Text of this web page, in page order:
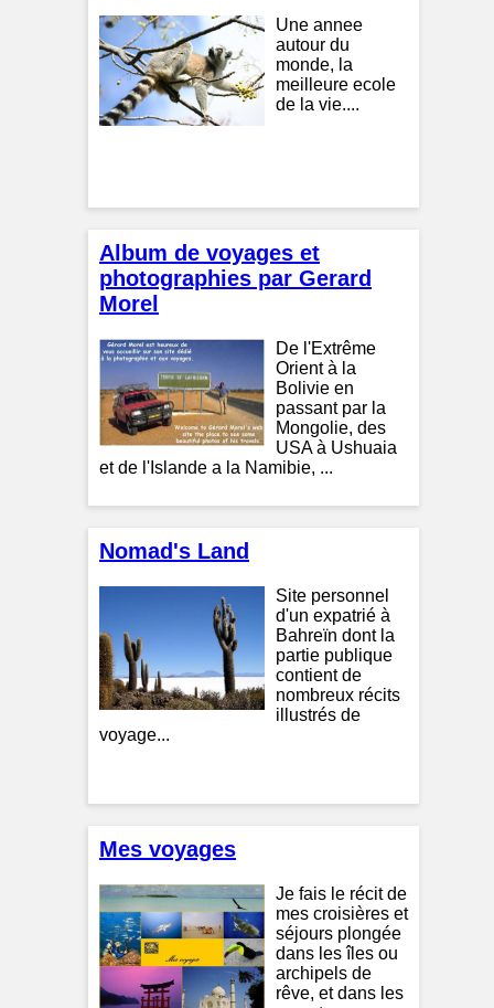
Une annee
autour du
monde, la
meilleure ecole
de la vie....
Album de voyages et
photographies par Gerard
Morel
De l'Extrême
Orient à la
Bolivie en
passant par la
Mongolie, des
USA à Ushuaia
et de l'Islande a la Namibie, ...
Nomad's Land
Site personnel
d'un expatrié à
Bahreïn dont la
partie publique
contient de
nombreux récits
illustrés de
voyage...
Mes voyages
Je fais le récit de
mes croisières et
séjours plongée
dans les îles ou
archipels de
rêve, et dans les